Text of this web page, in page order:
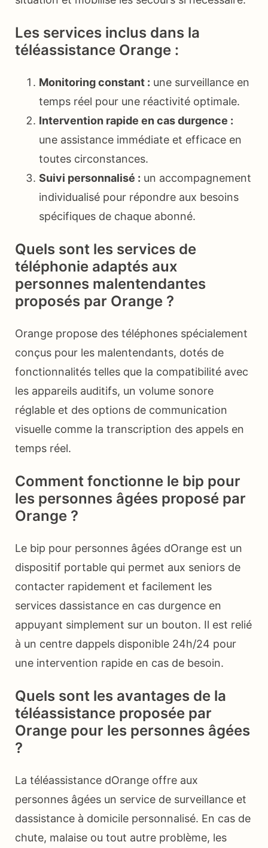
Les services inclus dans la
téléassistance Orange :
Monitoring constant : une surveillance en
temps réel pour une réactivité optimale.
Intervention rapide en cas durgence :
une assistance immédiate et efficace en
toutes circonstances.
Suivi personnalisé : un accompagnement
individualisé pour répondre aux besoins
spécifiques de chaque abonné.
Quels sont les services de
téléphonie adaptés aux
personnes malentendantes
proposés par Orange ?
Orange propose des téléphones spécialement
conçus pour les malentendants, dotés de
fonctionnalités telles que la compatibilité avec
les appareils auditifs, un volume sonore
réglable et des options de communication
visuelle comme la transcription des appels en
temps réel.
Comment fonctionne le bip pour
les personnes âgées proposé par
Orange ?
Le bip pour personnes âgées dOrange est un
dispositif portable qui permet aux seniors de
contacter rapidement et facilement les
services dassistance en cas durgence en
appuyant simplement sur un bouton. Il est relié
à un centre dappels disponible 24h/24 pour
une intervention rapide en cas de besoin.
Quels sont les avantages de la
téléassistance proposée par
Orange pour les personnes âgées
?
La téléassistance dOrange offre aux
personnes âgées un service de surveillance et
dassistance à domicile personnalisé. En cas de
chute, malaise ou tout autre problème, les